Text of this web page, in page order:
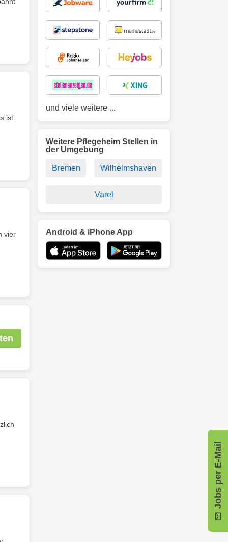
ist
vier
Jobs per E-Mail
und viele weitere ...
Weitere Pflegeheim Stellen in
der Umgebung
Bremen Wilhelmshaven
Varel
Android & iPhone App